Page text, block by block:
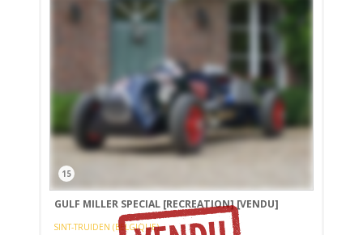
15
GULF MILLER SPECIAL [RECREATION][VENDU]
SINT-TRUIDEN (BELGIQUE)